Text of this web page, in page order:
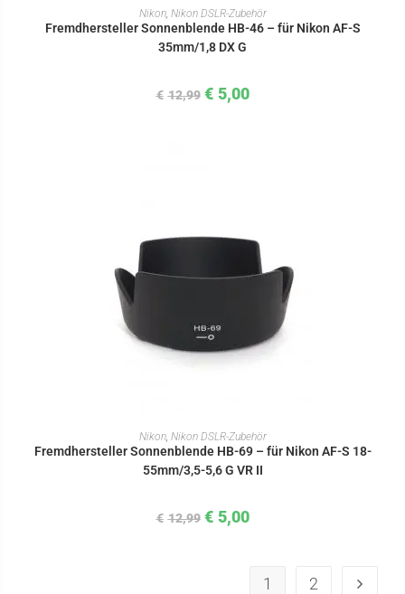
IN DEN WARENKORB
Nikon, Nikon DSLR-Zubehör
Fremdhersteller Sonnenblende HB-46 – für Nikon AF-S
35mm/1,8 DX G
€ 12,99 € 5,00
IN DEN WARENKORB
Nikon, Nikon DSLR-Zubehör
Fremdhersteller Sonnenblende HB-69 – für Nikon AF-S 18-
55mm/3,5-5,6 G VR II
€ 12,99 € 5,00
1 2